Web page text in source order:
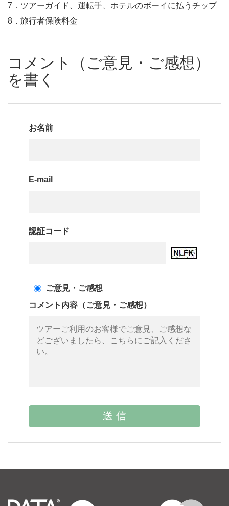
7．ツアーガイド、運転手、ホテルのボーイに払うチップ
8．旅行者保険料金
コメント（ご意見・ご感想）
を書く
お名前
E-mail
認証コード
ご意見・ご感想
コメント内容（ご意見・ご感想）